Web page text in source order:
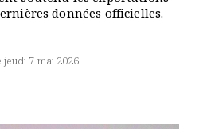
données officielles.
jeudi 7 mai 2026